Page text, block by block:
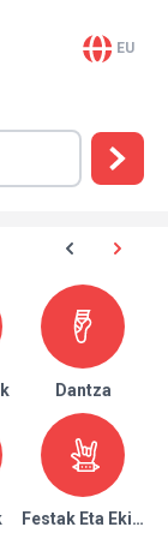
EU
Dantza
Festak Eta